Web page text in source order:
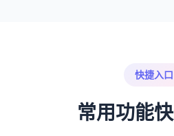
快捷入口
常用功能